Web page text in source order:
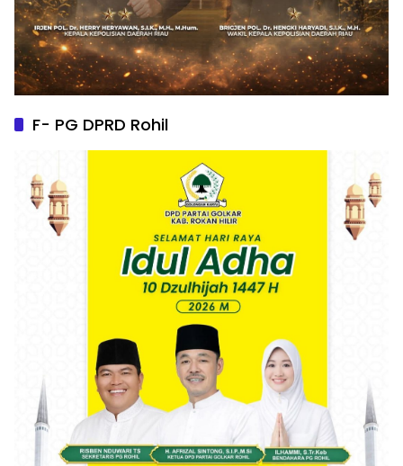
F- PG DPRD Rohil